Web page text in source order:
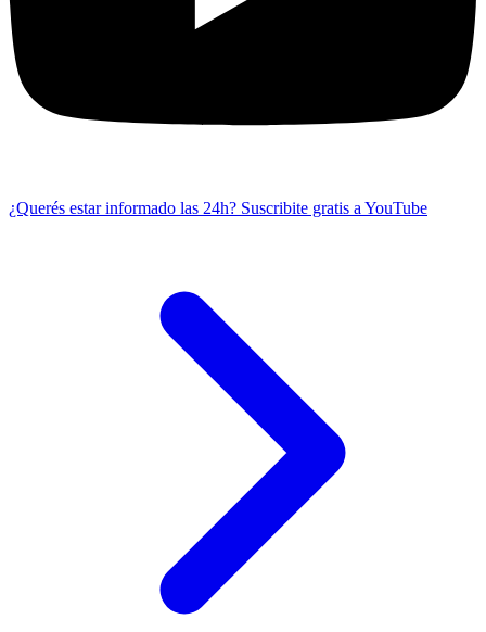
¿Querés estar informado las 24h? Suscribite gratis a YouTube